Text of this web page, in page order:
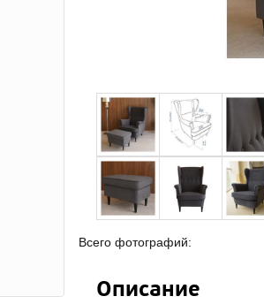
Всего фотографий:
Описание